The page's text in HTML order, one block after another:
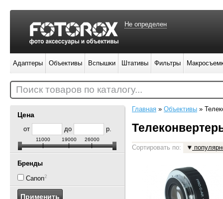
Цена
от до р.
11000 19000 26000
Бренды
Canon2
Главная » Объективы »
Сортировать по:
Не определен
Адаптеры Объективы Вспышки Штативы Фильтры
Поиск товаров по каталогу...